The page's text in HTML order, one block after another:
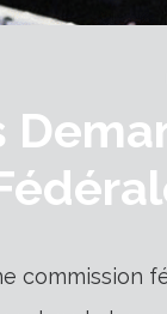
commission